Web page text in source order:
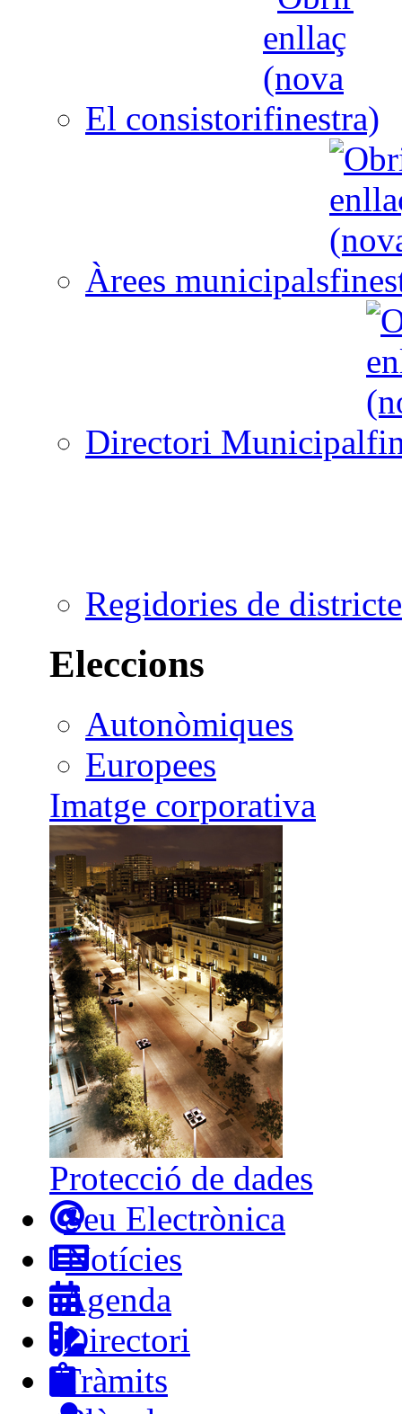
El consistori
Àrees municipals
Directori Municipal
Regidories de districte
Eleccions
Autonòmiques
Europees
Imatge corporativa
Protecció de dades
Seu Electrònica
Notícies
Agenda
Directori
Tràmits